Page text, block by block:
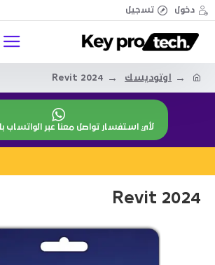
دخول تسجيل
اوتوديسك Revit 2024
لأي استفسار تواصل معنا عبر الواتساب
Revit 2024